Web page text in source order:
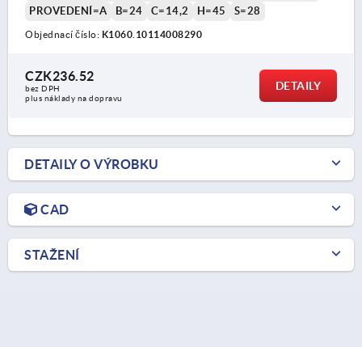
PROVEDENÍ=A
B=24 C=14,2 H=45 S=28
Objednací číslo: K1060.10114008290
CZK236.52
bez DPH
plus náklady na dopravu
DETAILY
DETAILY O VÝROBKU
CAD
STAŽENÍ